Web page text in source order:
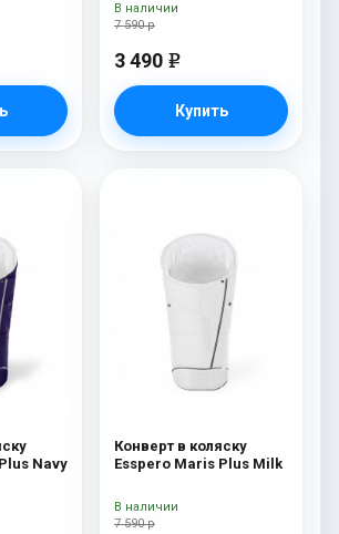
7 590 р
3 490 e
Купить
В наличии
Navy
Конверт в коляску
Esspero Maris Plus Milk
7 590 р
В наличии